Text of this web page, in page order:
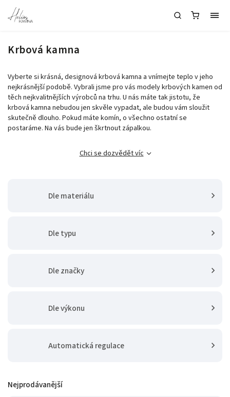
Krbová kamna
Vyberte si krásná, designová krbová kamna a vnímejte teplo v jeho
nejkrásnější podobě. Vybrali jsme pro vás modely krbových kamen od
těch nejkvalitnějších výrobců na trhu. U nás máte tak jistotu, že
krbová kamna nebudou jen skvěle vypadat, ale budou vám sloužit
skutečně dlouho. Pokud máte komín, o všechno ostatní se
postaráme. Na vás bude jen škrtnout zápalkou.
Chci se dozvědět víc
Dle materiálu
Dle typu
Dle značky
Dle výkonu
Automatická regulace
Nejprodávanější